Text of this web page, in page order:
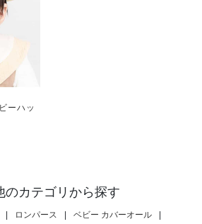
ーハッ
のカテゴリから探す
| ロンパース | ベビー カバーオール |